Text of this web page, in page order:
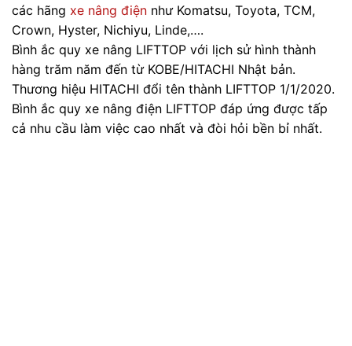
các hãng xe nâng điện như Komatsu, Toyota, TCM,
Crown, Hyster, Nichiyu, Linde,….
Bình ắc quy xe nâng LIFTTOP với lịch sử hình thành
hàng trăm năm đến từ KOBE/HITACHI Nhật bản.
Thương hiệu HITACHI đổi tên thành LIFTTOP 1/1/2020.
Bình ắc quy xe nâng điện LIFTTOP đáp ứng được tấp
cả nhu cầu làm việc cao nhất và đòi hỏi bền bỉ nhất.